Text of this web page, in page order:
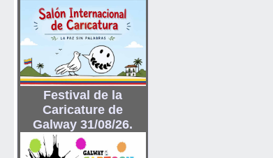
Festival de la
Caricature de
Galway 31/08/26.